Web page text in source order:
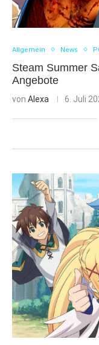
Allgemein News
Steam Summer
Angebote
von Alexa 6. Juli